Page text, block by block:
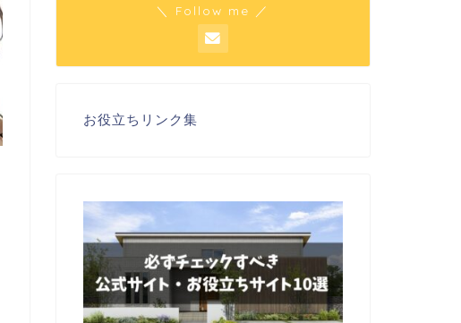
＼ Follow me ／
お役立ちリンク集